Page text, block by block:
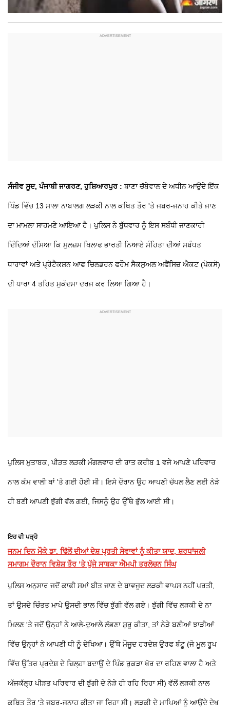
ਸੰਜੀਵ ਸੂਦ, ਪੰਜਾਬੀ ਜਾਗਰਣ, ਹੁਸ਼ਿਆਰਪੁਰ : ਥਾਣਾ ਚੱਬੇਵਾਲ ਦੇ ਅਧੀਨ ਆਉਂਦੇ ਇੱਕ
ਪਿੰਡ ਵਿੱਚ 13 ਸਾਲਾ ਨਾਬਾਲਗ ਲੜਕੀ ਨਾਲ ਕਥਿਤ ਤੌਰ 'ਤੇ ਜਬਰ-ਜਨਾਹ ਕੀਤੇ ਜਾਣ
ਦਾ ਮਾਮਲਾ ਸਾਹਮਣੇ ਆਇਆ ਹੈ। ਪੁਲਿਸ ਨੇ ਬੁੱਧਵਾਰ ਨੂੰ ਇਸ ਸਬੰਧੀ ਜਾਣਕਾਰੀ
ਦਿੰਦਿਆਂ ਦੱਸਿਆ ਕਿ ਮੁਲਜ਼ਮ ਖਿਲਾਫ ਭਾਰਤੀ ਨਿਆਏ ਸੰਹਿਤਾ ਦੀਆਂ ਸਬੰਧਤ
ਧਾਰਾਵਾਂ ਅਤੇ ਪ੍ਰੋਟੈਕਸ਼ਨ ਆਫ ਚਿਲਡਰਨ ਫਰੌਮ ਸੈਕਸੁਅਲ ਅਫੈਂਸਿਜ਼ ਐਕਟ (ਪੋਕਸੋ)
ਦੀ ਧਾਰਾ 4 ਤਹਿਤ ਮੁਕੱਦਮਾ ਦਰਜ ਕਰ ਲਿਆ ਗਿਆ ਹੈ।
ਪੁਲਿਸ ਮੁਤਾਬਕ, ਪੀੜਤ ਲੜਕੀ ਮੰਗਲਵਾਰ ਦੀ ਰਾਤ ਕਰੀਬ 1 ਵਜੇ ਆਪਣੇ ਪਰਿਵਾਰ
ਨਾਲ ਕੰਮ ਵਾਲੀ ਥਾਂ 'ਤੇ ਗਈ ਹੋਈ ਸੀ। ਇਸੇ ਦੌਰਾਨ ਉਹ ਆਪਣੀ ਚੱਪਲ ਲੈਣ ਲਈ ਨੇੜੇ
ਹੀ ਬਣੀ ਆਪਣੀ ਝੁੱਗੀ ਵੱਲ ਗਈ, ਜਿਸਨੂੰ ਉਹ ਉੱਥੇ ਭੁੱਲ ਆਈ ਸੀ।
ਇਹ ਵੀ ਪੜ੍ਹੋ
ਜਨਮ ਦਿਨ ਮੌਕੇ ਡਾ. ਢਿੱਲੋਂ ਦੀਆਂ ਦੇਸ਼ ਪ੍ਰਤੀ ਸੇਵਾਵਾਂ ਨੂੰ ਕੀਤਾ ਯਾਦ, ਸ਼ਰਧਾਂਜਲੀ
ਸਮਾਗਮ ਦੌਰਾਨ ਵਿਸ਼ੇਸ਼ ਤੌਰ ’ਤੇ ਪੁੱਜੇ ਸਾਬਕਾ ਐੱਮਪੀ ਤਰਲੋਚਨ ਸਿੰਘ
ਪੁਲਿਸ ਅਨੁਸਾਰ ਜਦੋਂ ਕਾਫੀ ਸਮਾਂ ਬੀਤ ਜਾਣ ਦੇ ਬਾਵਜੂਦ ਲੜਕੀ ਵਾਪਸ ਨਹੀਂ ਪਰਤੀ,
ਤਾਂ ਉਸਦੇ ਚਿੰਤਤ ਮਾਪੇ ਉਸਦੀ ਭਾਲ ਵਿੱਚ ਝੁੱਗੀ ਵੱਲ ਗਏ। ਝੁੱਗੀ ਵਿੱਚ ਲੜਕੀ ਦੇ ਨਾ
ਮਿਲਣ 'ਤੇ ਜਦੋਂ ਉਨ੍ਹਾਂ ਨੇ ਆਲੇ-ਦੁਆਲੇ ਲੱਭਣਾ ਸ਼ੁਰੂ ਕੀਤਾ, ਤਾਂ ਨੇੜੇ ਬਣੀਆਂ ਝਾੜੀਆਂ
ਵਿੱਚ ਉਨ੍ਹਾਂ ਨੇ ਆਪਣੀ ਧੀ ਨੂੰ ਦੇਖਿਆ। ਉੱਥੇ ਮੌਜੂਦ ਹਰਦੇਸ਼ ਉਰਫ ਬੰਟੂ (ਜੋ ਮੂਲ ਰੂਪ
ਵਿੱਚ ਉੱਤਰ ਪ੍ਰਦੇਸ਼ ਦੇ ਜ਼ਿਲ੍ਹਾ ਬਦਾਊਂ ਦੇ ਪਿੰਡ ਰੁਕੜਾ ਖੋਰ ਦਾ ਰਹਿਣ ਵਾਲਾ ਹੈ ਅਤੇ
ਅੱਜਕੱਲ੍ਹ ਪੀੜਤ ਪਰਿਵਾਰ ਦੀ ਝੁੱਗੀ ਦੇ ਨੇੜੇ ਹੀ ਰਹਿ ਰਿਹਾ ਸੀ) ਵੱਲੋਂ ਲੜਕੀ ਨਾਲ
ਕਥਿਤ ਤੌਰ 'ਤੇ ਜਬਰ-ਜਨਾਹ ਕੀਤਾ ਜਾ ਰਿਹਾ ਸੀ। ਲੜਕੀ ਦੇ ਮਾਪਿਆਂ ਨੂੰ ਆਉਂਦੇ ਦੇਖ